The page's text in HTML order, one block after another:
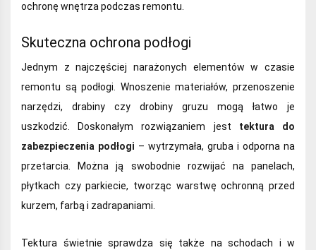
ochronę wnętrza podczas remontu.
Skuteczna ochrona podłogi
Jednym z najczęściej narażonych elementów w czasie
remontu są podłogi. Wnoszenie materiałów, przenoszenie
narzędzi, drabiny czy drobiny gruzu mogą łatwo je
uszkodzić. Doskonałym rozwiązaniem jest tektura do
zabezpieczenia podłogi – wytrzymała, gruba i odporna na
przetarcia. Można ją swobodnie rozwijać na panelach,
płytkach czy parkiecie, tworząc warstwę ochronną przed
kurzem, farbą i zadrapaniami.
Tektura świetnie sprawdza się także na schodach i w